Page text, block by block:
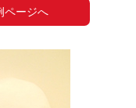
ページへ